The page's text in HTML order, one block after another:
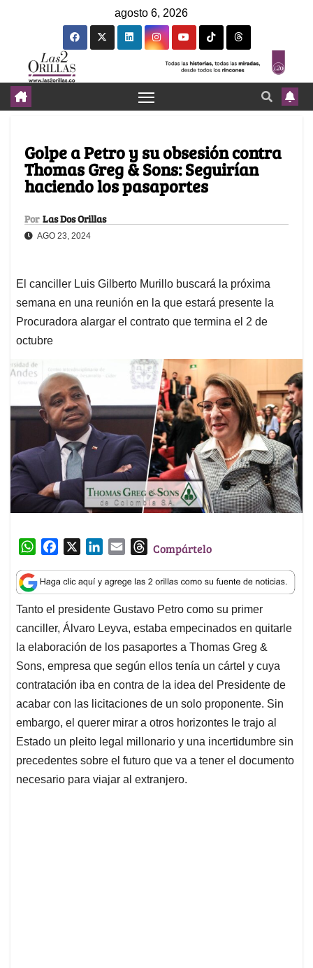
agosto 6, 2026
Golpe a Petro y su obsesión contra
Thomas Greg & Sons: Seguirían
haciendo los pasaportes
Por Las Dos Orillas
AGO 23, 2024
El canciller Luis Gilberto Murillo buscará la próxima
semana en una reunión en la que estará presente la
Procuradora alargar el contrato que termina el 2 de
octubre
W
a
t
s
A
p
p
c
e
b
o
o
k
n
k
e
d
I
n
a
i
l
T
r
e
a
d
s
Compártelo
Tanto el presidente Gustavo Petro como su primer
canciller, Álvaro Leyva, estaba empecinados en quitarle
la elaboración de los pasaportes a Thomas Greg &
Sons, empresa que según ellos tenía un cártel y cuya
contratación iba en contra de la idea del Presidente de
acabar con las licitaciones de un solo proponente. Sin
embargo, el querer mirar a otros horizontes le trajo al
Estado un pleito legal millonario y una incertidumbre sin
precedentes sobre el futuro que va a tener el documento
necesario para viajar al extranjero.